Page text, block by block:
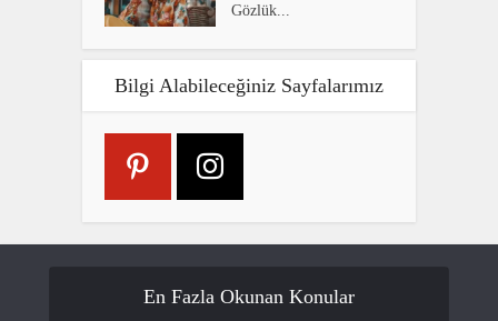
Gözlük...
Bilgi Alabileceğiniz Sayfalarımız
En Fazla Okunan Konular